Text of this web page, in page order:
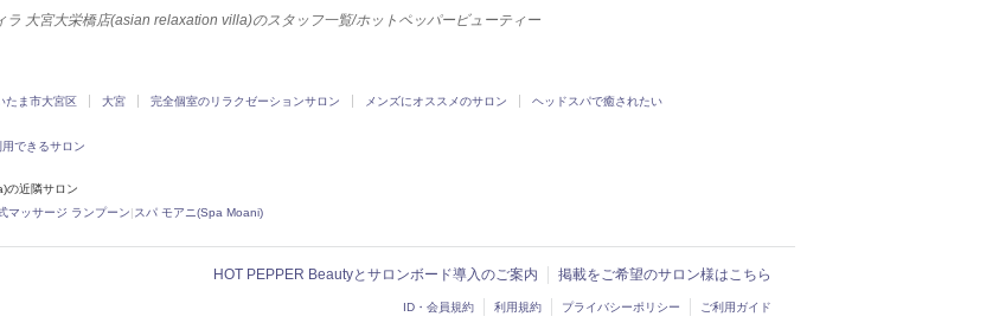
ラ 大宮大栄橋店(asian relaxation villa)のスタッフ一覧/ホットペッパービューティー
たま市大宮区 大宮 完全個室のリラクゼーションサロン メンズにオススメのサロン ヘッドスパで癒されたい
できるサロン
の近隣サロン
マッサージ ランプーン|スパ モアニ(Spa Moani)
HOT PEPPER Beautyとサロンボード導入のご案内 掲載をご希望のサロン様はこちら
ID・会員規約 利用規約 プライバシーポリシー ご利用ガイド